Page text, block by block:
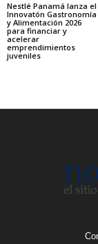
Nestlé Panamá lanza el
Innovatón Gastronomía
y Alimentación 2026
para financiar y
acelerar
emprendimientos
juveniles